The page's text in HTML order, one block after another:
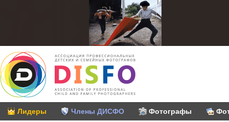
Лидеры Члены ДИСФО Фотографы